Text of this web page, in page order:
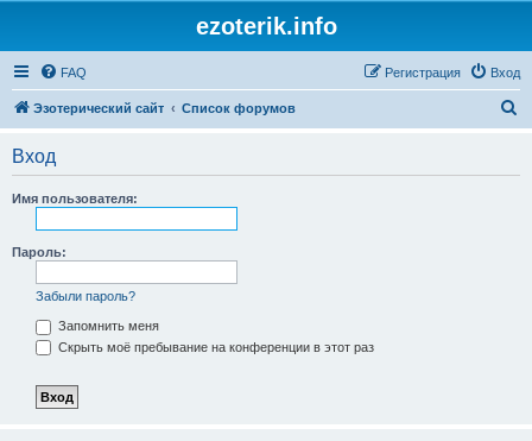
ezoterik.info
FAQ Вход
Регистрация
Эзотерический сайт Список форумов
Вход
Имя пользователя:
Пароль:
Забыли пароль?
Запомнить меня
Скрыть моё пребывание на конференции в этот раз